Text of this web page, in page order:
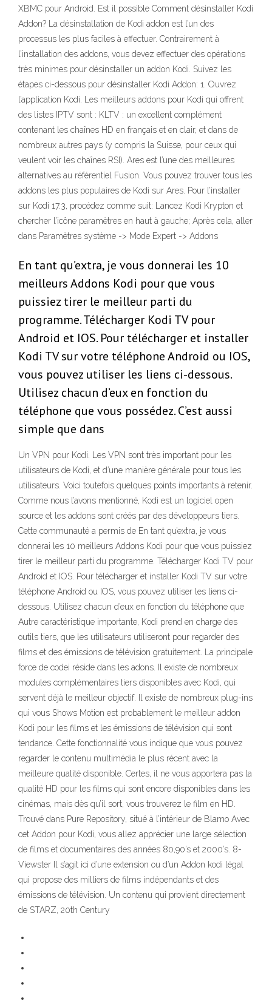
XBMC pour Android. Est il possible Comment désinstaller Kodi
Addon? La désinstallation de Kodi addon est l’un des
processus les plus faciles à effectuer. Contrairement à
l’installation des addons, vous devez effectuer des opérations
très minimes pour désinstaller un addon Kodi. Suivez les
étapes ci-dessous pour désinstaller Kodi Addon: 1. Ouvrez
l’application Kodi. Les meilleurs addons pour Kodi qui offrent
des listes IPTV sont : KLTV : un excellent complément
contenant les chaînes HD en français et en clair, et dans de
nombreux autres pays (y compris la Suisse, pour ceux qui
veulent voir les chaînes RSI). Ares est l’une des meilleures
alternatives au référentiel Fusion. Vous pouvez trouver tous les
addons les plus populaires de Kodi sur Ares. Pour l’installer
sur Kodi 17.3, procédez comme suit: Lancez Kodi Krypton et
chercher l’icône paramètres en haut à gauche; Après cela, aller
dans Paramètres système -> Mode Expert -> Addons
En tant qu’extra, je vous donnerai les 10
meilleurs Addons Kodi pour que vous
puissiez tirer le meilleur parti du
programme. Télécharger Kodi TV pour
Android et IOS. Pour télécharger et installer
Kodi TV sur votre téléphone Android ou IOS,
vous pouvez utiliser les liens ci-dessous.
Utilisez chacun d’eux en fonction du
téléphone que vous possédez. C’est aussi
simple que dans
Un VPN pour Kodi. Les VPN sont très important pour les
utilisateurs de Kodi, et d’une manière générale pour tous les
utilisateurs. Voici toutefois quelques points importants à retenir.
Comme nous l’avons mentionné, Kodi est un logiciel open
source et les addons sont créés par des développeurs tiers.
Cette communauté a permis de En tant qu’extra, je vous
donnerai les 10 meilleurs Addons Kodi pour que vous puissiez
tirer le meilleur parti du programme. Télécharger Kodi TV pour
Android et IOS. Pour télécharger et installer Kodi TV sur votre
téléphone Android ou IOS, vous pouvez utiliser les liens ci-
dessous. Utilisez chacun d’eux en fonction du téléphone que
Autre caractéristique importante, Kodi prend en charge des
outils tiers, que les utilisateurs utiliseront pour regarder des
films et des émissions de télévision gratuitement. La principale
force de codei réside dans les adons. Il existe de nombreux
modules complémentaires tiers disponibles avec Kodi, qui
servent déjà le meilleur objectif. Il existe de nombreux plug-ins
qui vous Shows Motion est probablement le meilleur addon
Kodi pour les films et les émissions de télévision qui sont
tendance. Cette fonctionnalité vous indique que vous pouvez
regarder le contenu multimédia le plus récent avec la
meilleure qualité disponible. Certes, il ne vous apportera pas la
qualité HD pour les films qui sont encore disponibles dans les
cinémas, mais dès qu’il sort, vous trouverez le film en HD.
Trouvé dans Pure Repository, situé à l’intérieur de Blamo Avec
cet Addon pour Kodi, vous allez apprécier une large sélection
de films et documentaires des années 80,90’s et 2000’s. 8-
Viewster Il s’agit ici d’une extension ou d’un Addon kodi légal
qui propose des milliers de films indépendants et des
émissions de télévision. Un contenu qui provient directement
de STARZ, 20th Century